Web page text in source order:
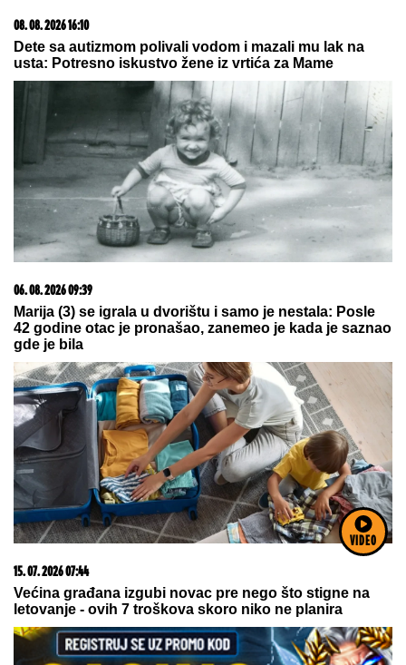
VIDEO
23. 07. 2026 12:47
Letnje večeri u gradu više nisu rezervisane za vikend:
Zašto sve više ljudi bira večeru koja se spontano
pretvori u druženje
05. 08. 2026 06:45
Šta dete nasleđuje od oca, a šta od majke? Sve što
treba da znate o genetici
08. 08. 2026 16:10
Zašto je važno ići na liturgiju: Nedeljom se porodica